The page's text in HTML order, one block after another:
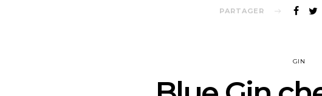
PARTAGER
GIN